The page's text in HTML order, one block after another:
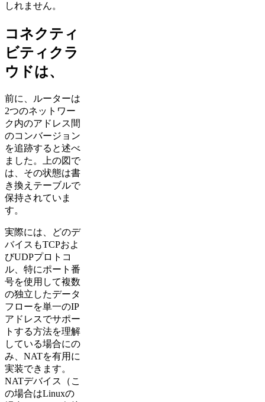
しれません。
コネクティ
ビティクラ
ウドは、
前に、ルーターは
2つのネットワー
ク内のアドレス間
のコンバージョン
を追跡すると述べ
ました。上の図で
は、その状態は書
き換えテーブルで
保持されていま
す。
実際には、どのデ
バイスもTCPおよ
びUDPプロトコ
ル、特にポート番
号を使用して複数
の独立したデータ
フローを単一のIP
アドレスでサポー
トする方法を理解
している場合にの
み、NATを有用に
実装できます。
NATデバイス（こ
の場合はLinuxの